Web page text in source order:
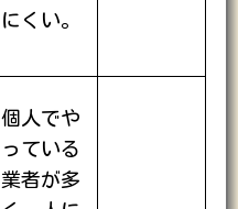
にくい。
個人でや
っている
業者が多